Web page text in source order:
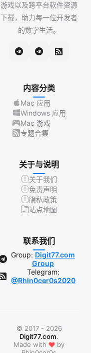
游戏以及跨平台软件资源
下载，助力每一位开发者
的数字生活。
内容分类
Mac 应用
Windows 应用
Mac 游戏
专题合集
关于与说明
关于我们
免责声明
隐私政策
站点地图
联系我们
Group: Digit77.com
Group
Telegram:
@Rhin0cer0s2020
© 2017 - 2026
Digit77.com.
Made with ❤ by